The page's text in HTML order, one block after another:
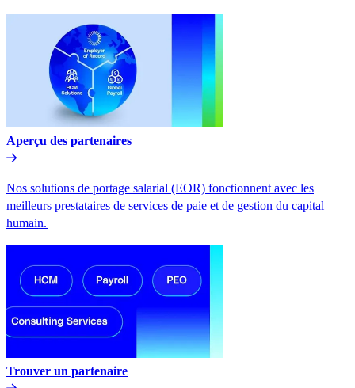
Aperçu des partenaires​​
Nos solutions de portage salarial (EOR) fonctionnent avec les
meilleurs prestataires de services de paie et de gestion du capital
humain.​​
Trouver un partenaire​​